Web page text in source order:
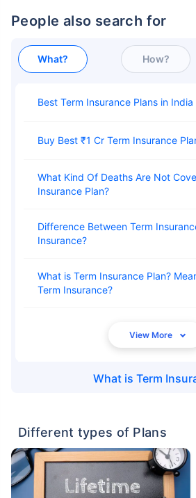
People also search for
What? How?
What is Term
Best Term Insurance Plans in India
Buy Best ₹1 Cr Term Insurance
What Kind Of Deaths Are Not Covered In A Term
Insurance Plan
Difference Between Term Insurance and Life
Insurance
What is Term Insurance Plan? Meaning & Types of
Term Insurance
Different types of Plans